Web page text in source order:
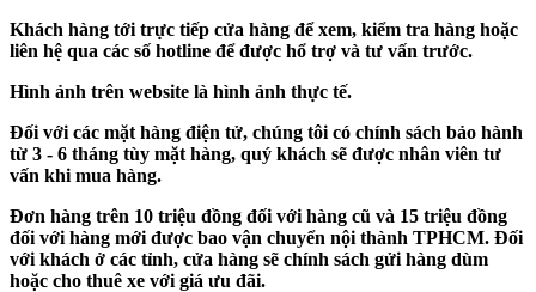
Khách hàng tới trực tiếp cửa hàng để xem, kiểm tra hàng hoặc
liên hệ qua các số hotline để được hổ trợ và tư vấn trước.
Hình ảnh trên website là hình ảnh thực tế.
Đối với các mặt hàng điện tử, chúng tôi có chính sách bảo hành
từ 3 - 6 tháng tùy mặt hàng, quý khách sẽ được nhân viên tư
vấn khi mua hàng.
Đơn hàng trên 10 triệu đồng đối với hàng cũ và 15 triệu đồng
đối với hàng mới được bao vận chuyển nội thành TPHCM. Đối
với khách ở các tỉnh, cửa hàng sẽ chính sách gửi hàng dùm
hoặc cho thuê xe với giá ưu đãi.